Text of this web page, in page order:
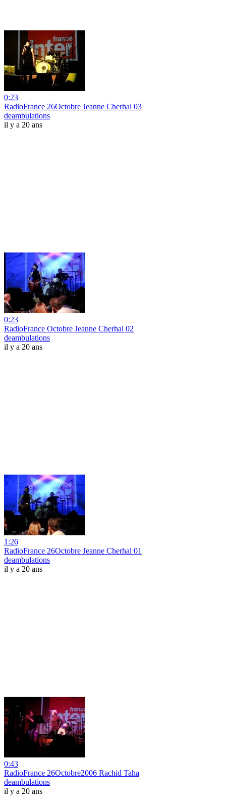
0:23
RadioFrance 26Octobre Jeanne Cherhal 03
deambulations
il y a 20 ans
0:23
RadioFrance Octobre Jeanne Cherhal 02
deambulations
il y a 20 ans
1:26
RadioFrance 26Octobre Jeanne Cherhal 01
deambulations
il y a 20 ans
0:43
RadioFrance 26Octobre2006 Rachid Taha
deambulations
il y a 20 ans